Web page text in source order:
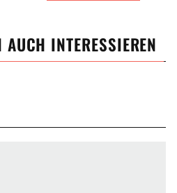
INTERESSIEREN